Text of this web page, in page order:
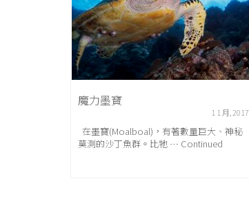
魔力墨寶
1 1 月, 2017
在墨寶(Moalboal)，有著數量巨大、神秘
莫測的沙丁魚群。比牠 … Continued